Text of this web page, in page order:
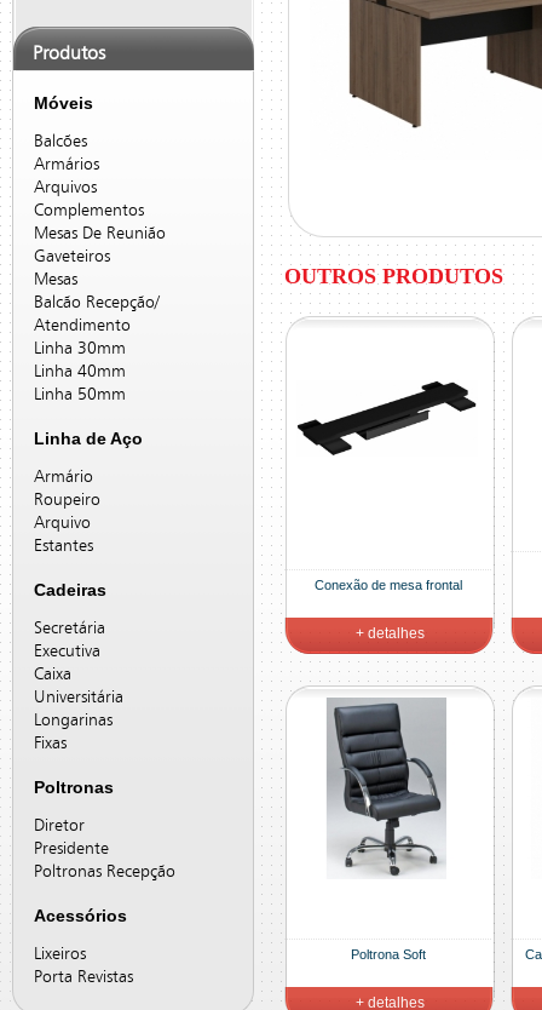
Produtos
Móveis
Balcões
Armários
Arquivos
Complementos
Mesas De Reunião
Gaveteiros
Mesas
Balcão Recepção/
Atendimento
Linha 30mm
Linha 40mm
Linha 50mm
Linha de Aço
Armário
Roupeiro
Arquivo
Estantes
Cadeiras
Secretária
Executiva
Caixa
Universitária
Longarinas
Fixas
Poltronas
Diretor
Presidente
Poltronas Recepção
Acessórios
Lixeiros
Porta Revistas
OUTROS PRODUTOS
Conexão de mesa frontal
+ detalhes
Poltrona Soft
+ detalhes